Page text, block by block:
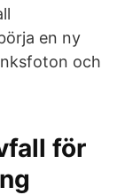
en ny
och
för